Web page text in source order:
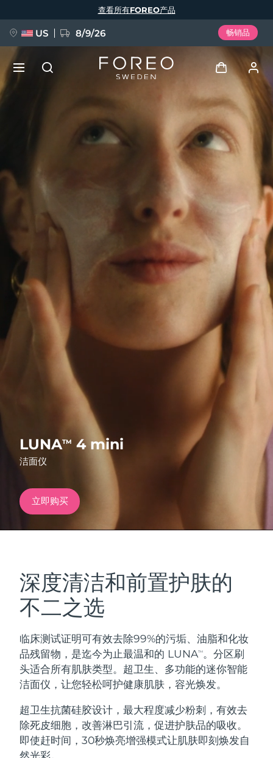
LUNATM 4 mini
洁面仪
立即购买
深度清洁和前置护肤的
不二之选
临床测试证明可有效去除99%的污垢、油脂和化妆
品残留物，是迄今为止最温和的 LUNATM 。分区刷
头适合所有肌肤类型。超卫生、多功能的迷你智能
洁面仪，让您轻松呵护健康肌肤，容光焕发。
超卫生抗菌硅胶设计，最大程度减少粉刺，有效去
除死皮细胞，改善淋巴引流，促进护肤品的吸收。
即使赶时间，30秒焕亮增强模式让肌肤即刻焕发自
然光彩。
查看所有FOREO产品
US 8/9/26 畅销品
登录
用户信息
我的订单
我的地址
我的订阅
BREAKING NEWS
issa™ Teeth Whitening Set
FAQ™ Dual LED Panel
红光疗法
面部清洁
LUNA™ 4 套装
Anti-aging massage
LUNA™ 4 Plus
Massage, LED heating
BEAR™ 2 套装
Microcurrent toning
BEAR™ 2 go
Microcurrent toning on-the-go
补水保湿
UFO™ 3 套装
Deep facial hydration
口腔护理
issa™ 4
Hybrid silicone sonic toothbrush
FAQ™ 抗老护理
Español
Français
Русский
Türkçe
繁體中文
发货国家
美国 预计送达日期
预计送达日期
预计送达日期
预计送达日期
预计送达日期
德国 预计送达日期
巴林 预计送达日期
百慕大 预计送达日期১৪/৮/২৬
波斯尼亚和黑塞哥维那 预计送达日期
文莱 预计送达日期১৩/৮/২৬
保加利亚 预计送达日期৮/৮/২৬